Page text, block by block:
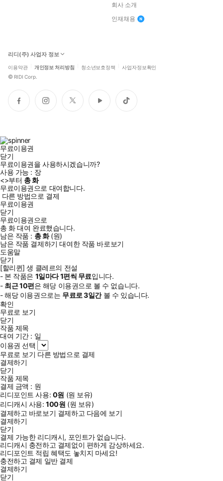
회사 소개
인재채용
리디(주) 사업자 정보
이용약관 개인정보 처리방침 청소년보호정책 사업자정보확인
© RIDI Corp.
페
이
인
스
트
위
유
튜
틱
톡
무료이용권
닫기
무료이용권을 사용하시겠습니까?
사용 가능 : 장
<>부터 총화
무료이용권으로 대여합니다.
다른 방법으로 결제
무료이용권
닫기
무료이용권으로
총 화대여 완료했습니다.
남은 작품 : 총화(원)
남은 작품 결제하기 대여한 작품 바로보기
도움말
닫기
[할리퀸] 생 클레르의 전설
- 본 작품은 1일마다1편씩 무료입니다.
- 최근10편은 해당 이용권으로 볼 수 없습니다.
- 해당 이용권으로는 무료로3일간볼 수 있습니다.
확인
무료로 보기
닫기
작품 제목
대여 기간 : 일
이용권 선택
무료로 보기 다른 방법으로 결제
결제하기
닫기
작품 제목
결제 금액 : 원
리디포인트 사용: 0원 (원 보유)
리디캐시 사용:100원 (원 보유)
결제하고 바로보기 결제하고 다음에 보기
결제하기
닫기
결제 가능한 리디캐시, 포인트가 없습니다.
리디캐시 충전하고 결제없이 편하게 감상하세요.
리디포인트 적립 혜택도 놓치지 마세요!
충전하고 결제 일반 결제
결제하기
닫기